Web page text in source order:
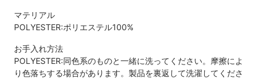
マテリアル
POLYESTER:ポリエステル100%
お手入れ方法
POLYESTER:同色系のものと一緒に洗ってください。摩擦によ
り色落ちする場合があります。製品を裏返して洗濯してくださ